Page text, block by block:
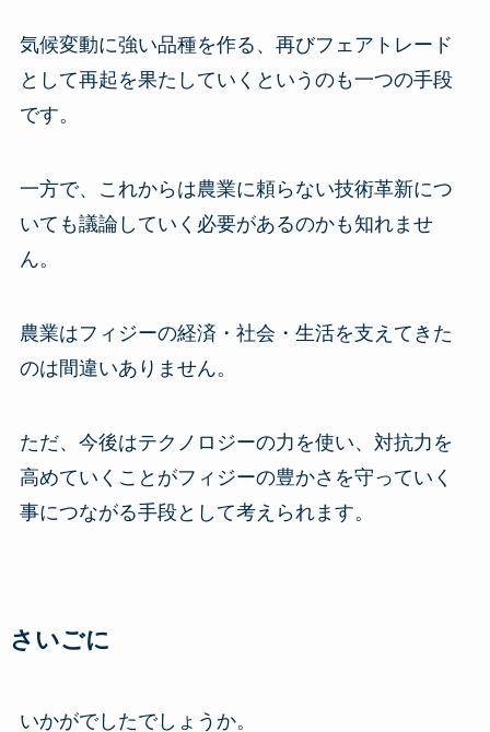
気候変動に強い品種を作る、再びフェアトレード
として再起を果たしていくというのも一つの手段
です。
一方で、これからは農業に頼らない技術革新につ
いても議論していく必要があるのかも知れませ
ん。
農業はフィジーの経済・社会・生活を支えてきた
のは間違いありません。
ただ、今後はテクノロジーの力を使い、対抗力を
高めていくことがフィジーの豊かさを守っていく
事につながる手段として考えられます。
さいごに
いかがでしたでしょうか。